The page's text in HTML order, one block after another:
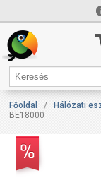
Főoldal / Hálózati
BE18000